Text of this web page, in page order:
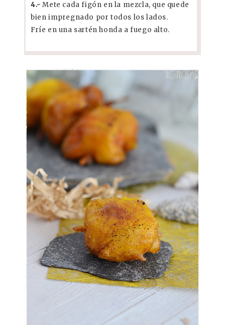
4.- Mete cada figón en la mezcla, que quede
bien impregnado por todos los lados.
Fríe en una sartén honda a fuego alto.